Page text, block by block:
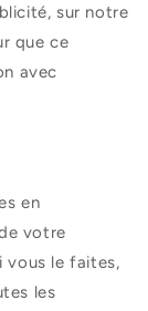
sur notre
que ce
avec
en
votre
vous le faites,
les